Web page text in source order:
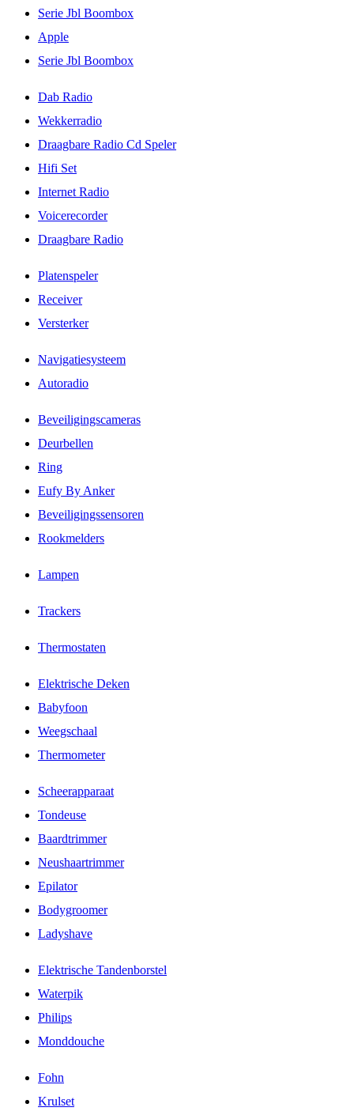
Serie Jbl Boombox
Apple
Serie Jbl Boombox
Dab Radio
Wekkerradio
Draagbare Radio Cd Speler
Hifi Set
Internet Radio
Voicerecorder
Draagbare Radio
Platenspeler
Receiver
Versterker
Navigatiesysteem
Autoradio
Beveiligingscameras
Deurbellen
Ring
Eufy By Anker
Beveiligingssensoren
Rookmelders
Lampen
Trackers
Thermostaten
Elektrische Deken
Babyfoon
Weegschaal
Thermometer
Scheerapparaat
Tondeuse
Baardtrimmer
Neushaartrimmer
Epilator
Bodygroomer
Ladyshave
Elektrische Tandenborstel
Waterpik
Philips
Monddouche
Fohn
Krulset